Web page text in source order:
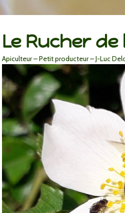
Le Rucher de
Apiculteur – Petit producteur – J-Luc